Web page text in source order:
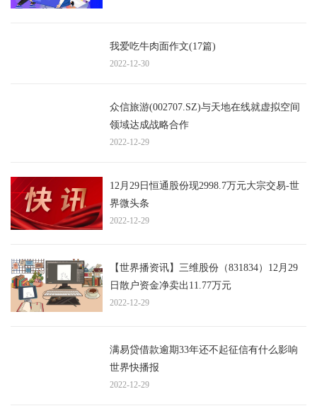
我爱吃牛肉面作文(17篇)
2022-12-30
众信旅游(002707.SZ)与天地在线就虚拟空间
领域达成战略合作
2022-12-29
12月29日恒通股份现2998.7万元大宗交易-世
界微头条
2022-12-29
【世界播资讯】三维股份（831834）12月29
日散户资金净卖出11.77万元
2022-12-29
满易贷借款逾期33年还不起征信有什么影响
世界快播报
2022-12-29